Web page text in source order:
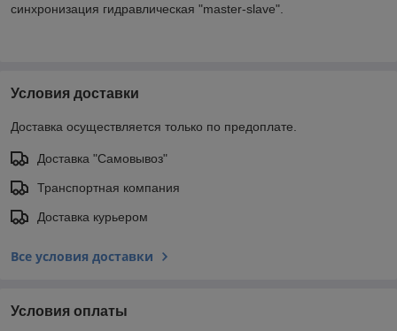
синхронизация гидравлическая "master-slave".
Условия доставки
Доставка осуществляется только по предоплате.
Доставка "Самовывоз"
Транспортная компания
Доставка курьером
Все условия доставки
Условия оплаты